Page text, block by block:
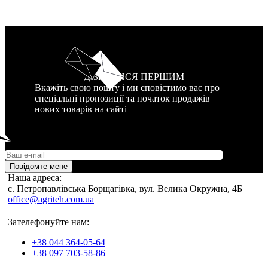
ДІЗНАТИСЯ ПЕРШИМ
Вкажіть свою пошту і ми сповістимо вас про
спеціальні пропозиції та початок продажів
нових товарів на сайті
Повідомте мене
Наша адреса:
c. Петропавлівська Борщагівка, вул. Велика Окружна, 4Б
office@agriteh.com.ua
Зателефонуйте нам:
+38 044 364-05-64
+38 097 703-58-86